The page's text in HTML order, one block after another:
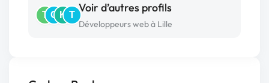
T C K T
Voir d’autres profils
Développeurs web à Lille